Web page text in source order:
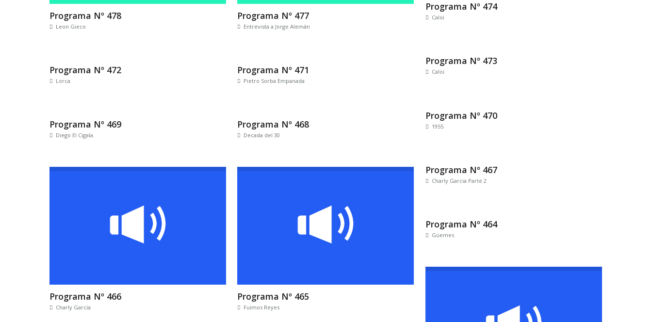
Programa Nº 478
Leon Gieco
Programa Nº 477
Entrevista a Jorge Alemán
Programa Nº 474
Caloi
Programa Nº 473
Caloi
Programa Nº 472
Lorca
Programa Nº 471
Pietro Sorba Empanada
Programa Nº 470
1955
Programa Nº 469
Diego El Cigala
Programa Nº 468
Decada del 30
Programa Nº 467
Charly Garcia Parte 2
Programa Nº 466
Charly García
Programa Nº 465
Fuimos Reyes
Programa Nº 464
Güemes